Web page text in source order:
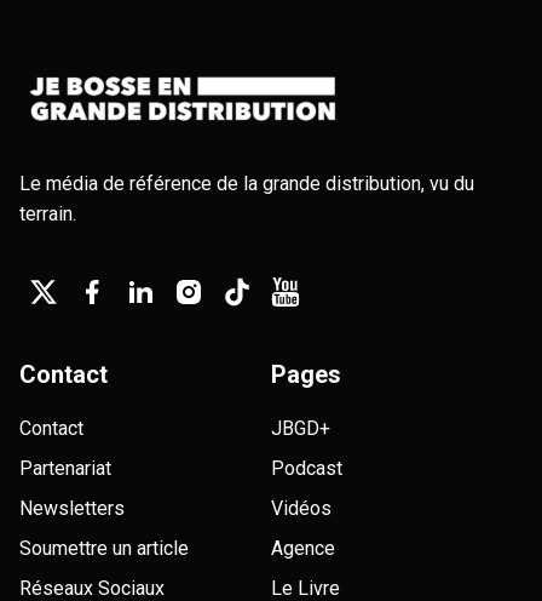
Le média de référence de la grande distribution, vu du
terrain.
Contact
Contact
Partenariat
Newsletters
Soumettre un article
Réseaux Sociaux
Pages
JBGD+
Podcast
Vidéos
Agence
Le Livre